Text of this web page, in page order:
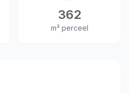
362
m² perceel